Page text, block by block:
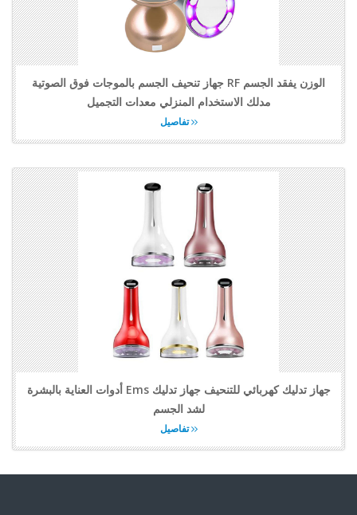
جهاز تنحيف الجسم بالموجات فوق الصوتية RF الوزن يفقد الجسم
مدلك الاستخدام المنزلي معدات التجميل
تفاصيل
أدوات العناية بالبشرة Ems جهاز تدليك كهربائي للتنحيف جهاز تدليك
لشد الجسم
تفاصيل